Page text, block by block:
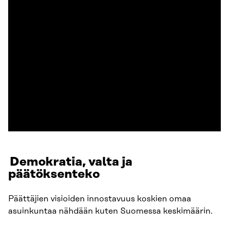
Demokratia, valta ja
päätöksenteko
Päättäjien visioiden innostavuus koskien omaa
asuinkuntaa nähdään kuten Suomessa keskimäärin.